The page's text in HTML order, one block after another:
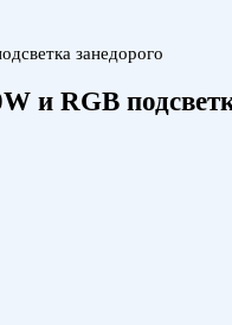
занедорого
и RGB